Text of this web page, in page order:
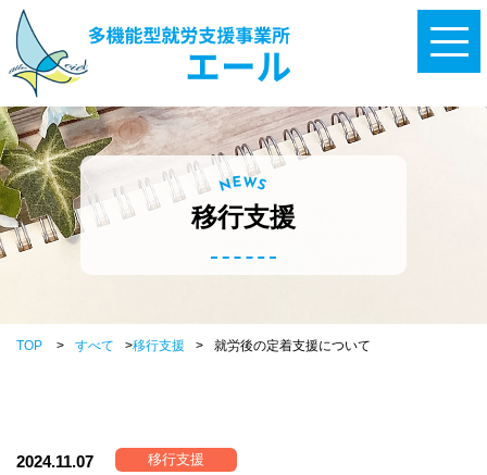
NEWS
移行支援
TOP > すべて >移行支援 > 就労後の定着支援について
2024.11.07 移行支援